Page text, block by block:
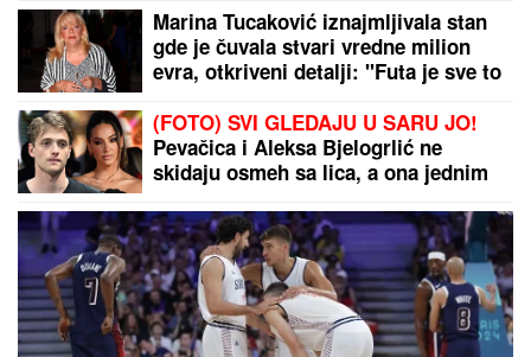
Marina Tucaković iznajmljivala stan
gde je čuvala stvari vredne milion
evra, otkriveni detalji: "Futa je sve to
(FOTO) SVI GLEDAJU U SARU JO!
Pevačica i Aleksa Bjelogrlić ne
skidaju osmeh sa lica, a ona jednim